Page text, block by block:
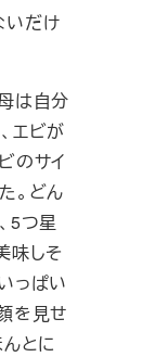
いだけ
は自分
エビが
のサイ
。どん
5つ星
味しそ
っぱい
を見せ
とに